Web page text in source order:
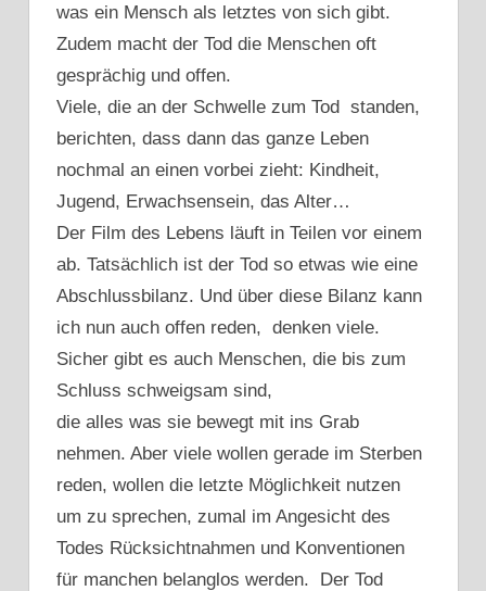
was ein Mensch als letztes von sich gibt.
Zudem macht der Tod die Menschen oft
gesprächig und offen.
Viele, die an der Schwelle zum Tod standen,
berichten, dass dann das ganze Leben
nochmal an einen vorbei zieht: Kindheit,
Jugend, Erwachsensein, das Alter…
Der Film des Lebens läuft in Teilen vor einem
ab. Tatsächlich ist der Tod so etwas wie eine
Abschlussbilanz. Und über diese Bilanz kann
ich nun auch offen reden, denken viele.
Sicher gibt es auch Menschen, die bis zum
Schluss schweigsam sind,
die alles was sie bewegt mit ins Grab
nehmen. Aber viele wollen gerade im Sterben
reden, wollen die letzte Möglichkeit nutzen
um zu sprechen, zumal im Angesicht des
Todes Rücksichtnahmen und Konventionen
für manchen belanglos werden. Der Tod